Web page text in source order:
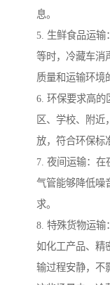
息。
5. 生鲜食品运输
等时，冷藏车消
质量和运输环境
6. 环保要求高的
区、学校、附近
放，符合环保标
7. 夜间运输：在
气管能够降低噪
求。
8. 特殊货物运输
如化工产品、精
输过程安静，不